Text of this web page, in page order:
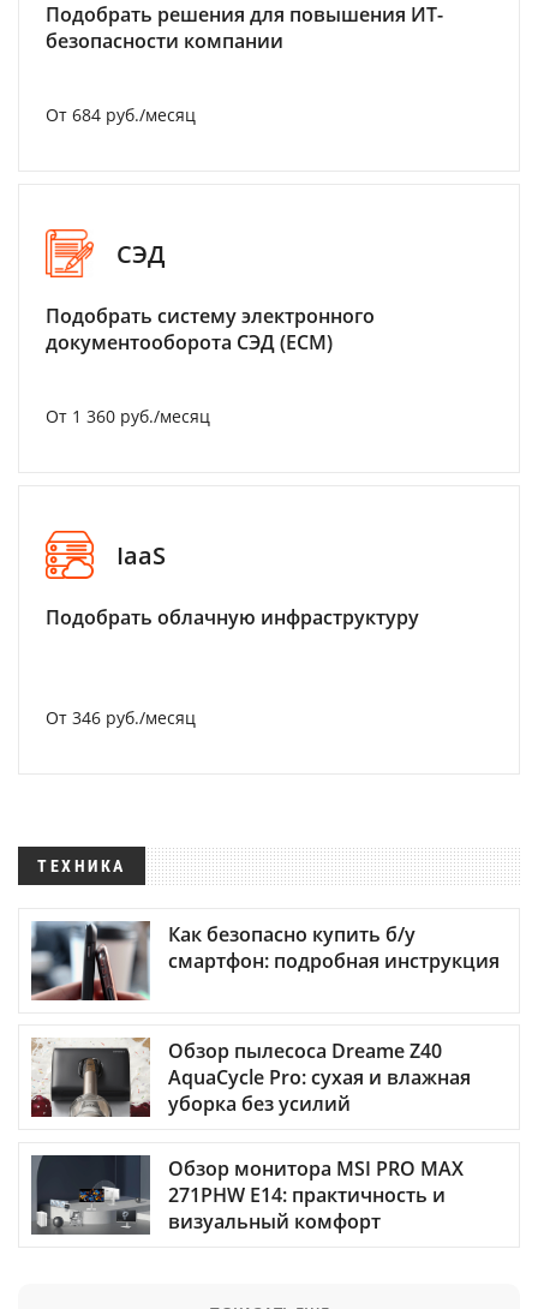
Подобрать решения для повышения ИТ-
безопасности компании
От 684 руб./месяц
СЭД
Подобрать систему электронного
документооборота СЭД (ECM)
От 1 360 руб./месяц
IaaS
Подобрать облачную инфраструктуру
От 346 руб./месяц
ТЕХНИКА
Как безопасно купить б/у
смартфон: подробная инструкция
Обзор пылесоса Dreame Z40
AquaCycle Pro: сухая и влажная
уборка без усилий
Обзор монитора MSI PRO MAX
271PHW E14: практичность и
визуальный комфорт